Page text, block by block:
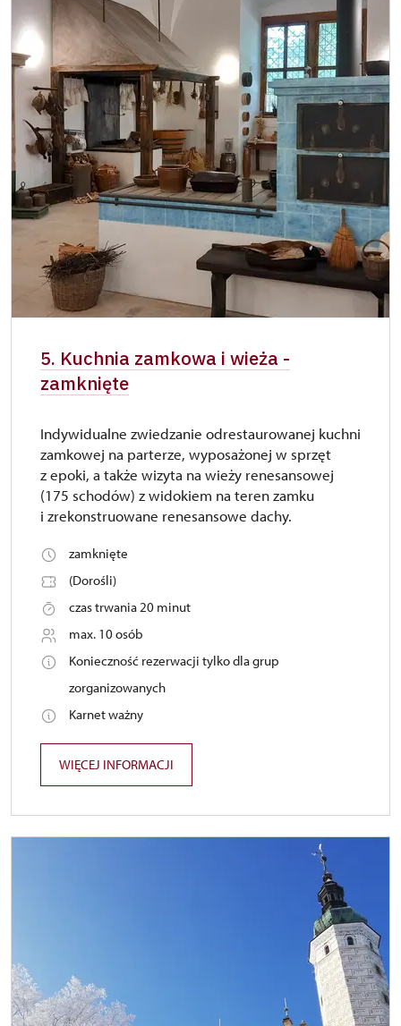
5. Kuchnia zamkowa i wieża -
zamknięte
Indywidualne zwiedzanie odrestaurowanej kuchni
zamkowej na parterze, wyposażonej w sprzęt
z epoki, a także wizyta na wieży renesansowej
(175 schodów) z widokiem na teren zamku
i zrekonstruowane renesansowe dachy.
zamknięte
(Dorośli)
czas trwania 20 minut
max. 10 osób
Konieczność rezerwacji tylko dla grup
zorganizowanych
Karnet ważny
WIĘCEJ INFORMACJI